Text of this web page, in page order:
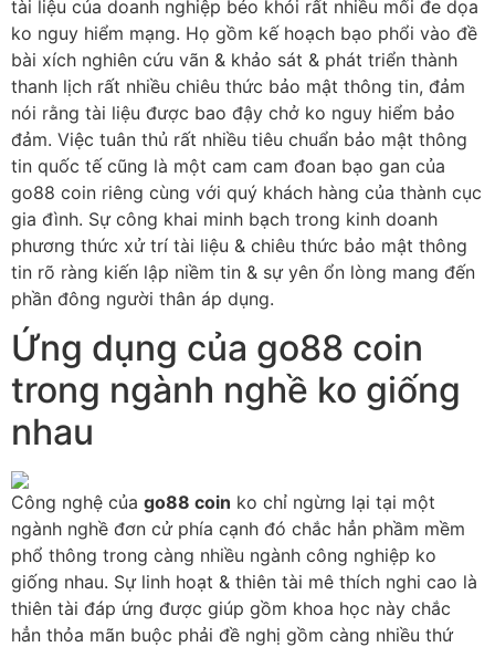
tài liệu của doanh nghiệp béo khỏi rất nhiều mối đe dọa
ko nguy hiểm mạng. Họ gồm kế hoạch bạo phổi vào đề
bài xích nghiên cứu vãn & khảo sát & phát triển thành
thanh lịch rất nhiều chiêu thức bảo mật thông tin, đảm
nói rằng tài liệu được bao đậy chở ko nguy hiểm bảo
đảm. Việc tuân thủ rất nhiều tiêu chuẩn bảo mật thông
tin quốc tế cũng là một cam cam đoan bạo gan của
go88 coin riêng cùng với quý khách hàng của thành cục
gia đình. Sự công khai minh bạch trong kinh doanh
phương thức xử trí tài liệu & chiêu thức bảo mật thông
tin rõ ràng kiến lập niềm tin & sự yên ổn lòng mang đến
phần đông người thân áp dụng.
Ứng dụng của go88 coin
trong ngành nghề ko giống
nhau
Công nghệ của go88 coin ko chỉ ngừng lại tại một
ngành nghề đơn cử phía cạnh đó chắc hẳn phầm mềm
phổ thông trong càng nhiều ngành công nghiệp ko
giống nhau. Sự linh hoạt & thiên tài mê thích nghi cao là
thiên tài đáp ứng được giúp gồm khoa học này chắc
hẳn thỏa mãn buộc phải đề nghị gồm càng nhiều thứ